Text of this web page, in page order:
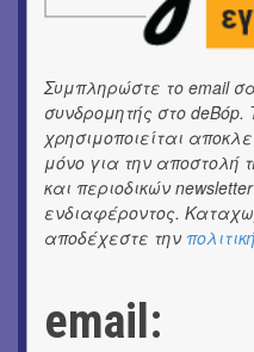
4ο Pig Floyd – The Dark
ΜΟΥΣΙΚΗ
16o Samos Young Artists
OUTDΟORS
ANILIO PARK FESTIVAL
Το 6ο Kournos Music
Συμπληρώστε το email
συνδρομητής στο
χρησιμοποιείται
μόνο για την αποστολή
και περιοδικών
ενδιαφέροντος.
αποδέχεστε την
email: